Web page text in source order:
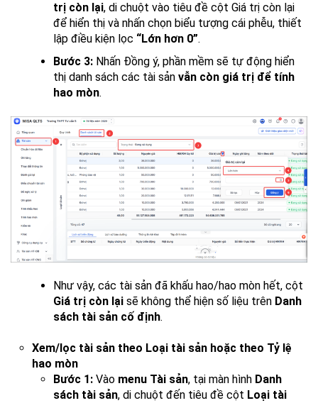
trị còn lại, di chuột vào tiêu đề cột Giá trị còn lại
để hiển thị và nhấn chọn biểu tượng cái phễu, thiết
lập điều kiện lọc “Lớn hơn 0”.
Bước 3: Nhấn Đồng ý, phần mềm sẽ tự động hiển
thị danh sách các tài sản vẫn còn giá trị để tính
hao mòn.
Như vậy, các tài sản đã khấu hao/hao mòn hết, cột
Giá trị còn lại sẽ không thể hiện số liệu trên Danh
sách tài sản cố định.
Xem/lọc tài sản theo Loại tài sản hoặc theo Tỷ lệ
hao mòn
Bước 1: Vào menu Tài sản, tại màn hình Danh
sách tài sản, di chuột đến tiêu đề cột Loại tài